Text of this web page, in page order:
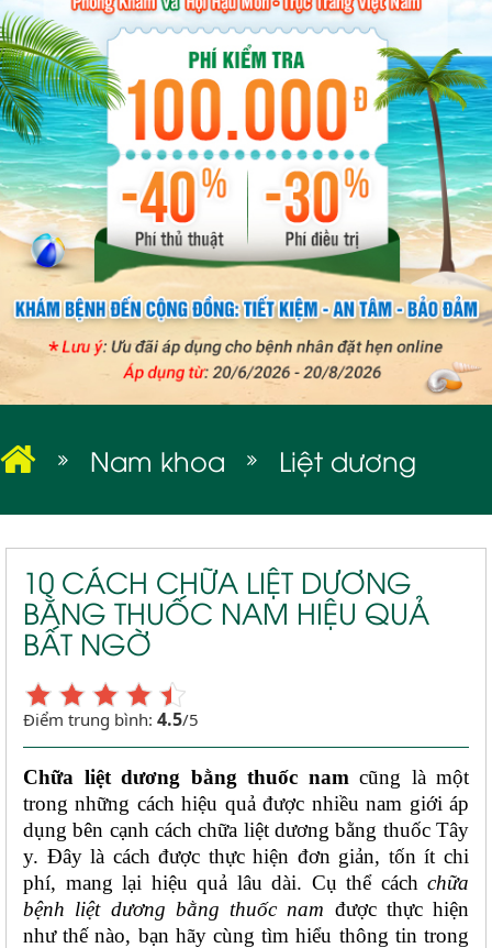
BỆNH XÃ HỘI
Nam khoa Liệt dương
10 CÁCH CHỮA LIỆT DƯƠNG
BẰNG THUỐC NAM HIỆU QUẢ
BẤT NGỜ
Điểm trung bình: 4.5/5
Chữa liệt dương bằng thuốc nam cũng là một
trong những cách hiệu quả được nhiều nam giới áp
dụng bên cạnh cách chữa liệt dương bằng thuốc Tây
y. Đây là cách được thực hiện đơn giản, tốn ít chi
phí, mang lại hiệu quả lâu dài. Cụ thể cách chữa
bệnh liệt dương bằng thuốc nam được thực hiện
như thế nào, bạn hãy cùng tìm hiểu thông tin trong